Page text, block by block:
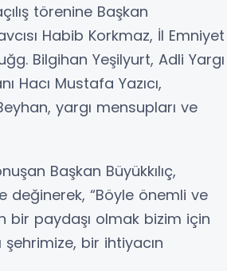
törenine Başkan
Habib Korkmaz, İl Emniyet
Bilgihan Yeşilyurt, Adli Yargı
Hacı Mustafa Yazıcı,
yargı mensupları ve
Başkan Büyükkılıç,
değinerek, “Böyle önemli ve
bir paydaşı olmak bizim için
şehrimize, bir ihtiyacın